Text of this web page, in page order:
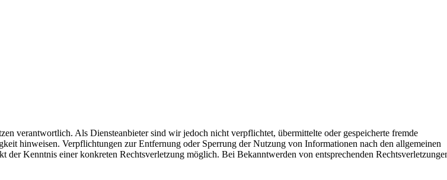
verantwortlich. Als Diensteanbieter sind wir jedoch nicht verpflichtet, übermittelte oder gespeicherte fremde
hinweisen. Verpflichtungen zur Entfernung oder Sperrung der Nutzung von Informationen nach den allgemeinen
Kenntnis einer konkreten Rechtsverletzung möglich. Bei Bekanntwerden von entsprechenden